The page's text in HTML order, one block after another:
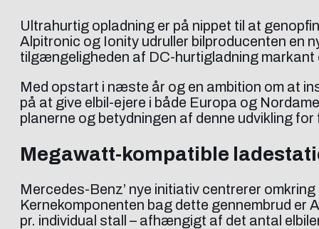
Ultrahurtig opladning er på nippet til at
Alpitronic og Ionity udruller bilproducenten en
tilgængeligheden af DC-hurtigladning
Med opstart i næste år og en ambition om at
på at give elbil-ejere i både Europa og
planerne og betydningen af denne udvikling
Megawatt-kompatible
Mercedes-Benz’ nye initiativ centrerer
Kernekomponenten bag dette gennembrud er
pr. individual stall – afhængigt af det antal